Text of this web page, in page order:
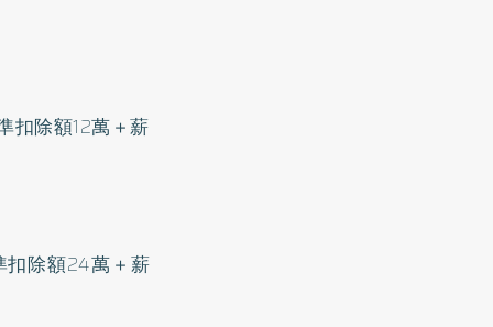
扣除額12萬＋薪
扣除額24萬＋薪